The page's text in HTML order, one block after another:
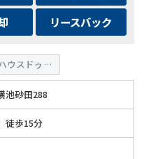
リースバック
ウスドゥ 弥富・佐屋
池砂田288
徒歩15分